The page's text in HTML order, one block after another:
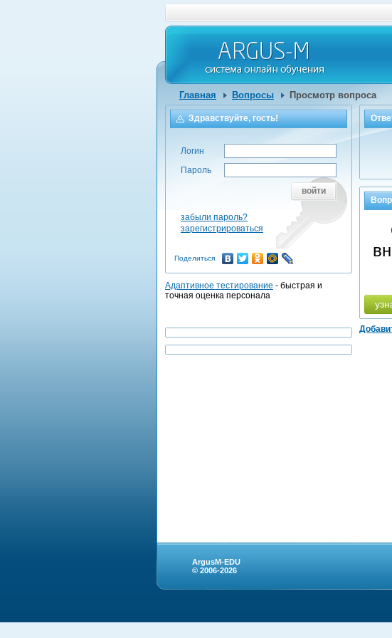
Главная Вопросы Просмотр вопроса
Здравствуйте, гость!
Логин
Пароль
войти
забыли пароль?
зарегистрироваться
Поделиться
Адаптивное тестирование - быстрая и
точная оценка персонала
ArgusM-EDU
© 2006-2026